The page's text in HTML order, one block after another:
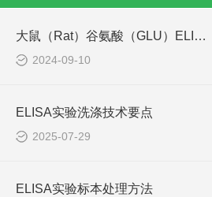
大鼠（Rat）谷氨酸（GLU）ELISA检测试剂盒工作原理
2024-09-10
ELISA实验洗涤技术要点
2025-07-29
ELISA实验标本处理方法